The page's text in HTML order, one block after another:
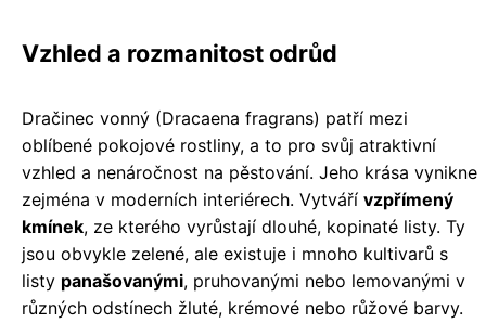
Vzhled a rozmanitost odrůd
Dračinec vonný (Dracaena fragrans) patří mezi
oblíbené pokojové rostliny, a to pro svůj atraktivní
vzhled a nenáročnost na pěstování. Jeho krása vynikne
zejména v moderních interiérech. Vytváří vzpřímený
kmínek, ze kterého vyrůstají dlouhé, kopinaté listy. Ty
jsou obvykle zelené, ale existuje i mnoho kultivarů s
listy panašovanými, pruhovanými nebo lemovanými v
různých odstínech žluté, krémové nebo růžové barvy.